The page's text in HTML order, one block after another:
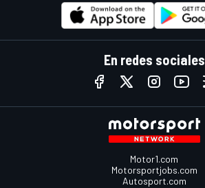
En redes sociales
Motor1.com
Motorsportjobs.com
Autosport.com